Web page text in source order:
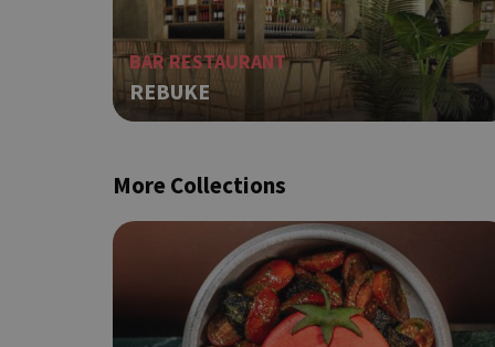
BAR RESTAURANT
REBUKE
More Collections
PHPSESSID
G_ENABLED_IDPS